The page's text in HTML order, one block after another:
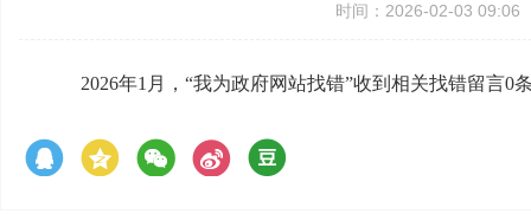
时间：2026-02-03
2026年1月，“我为政府网站找错”收到相关找错留言0